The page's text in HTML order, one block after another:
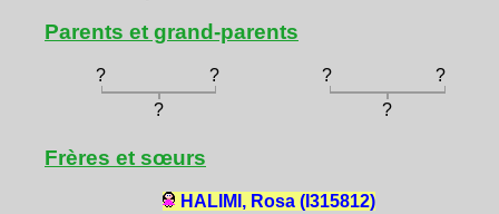
Parents et grand-parents
? ? ?
?
?
?
Frères et sœurs
HALIMI, Rosa (I315812)